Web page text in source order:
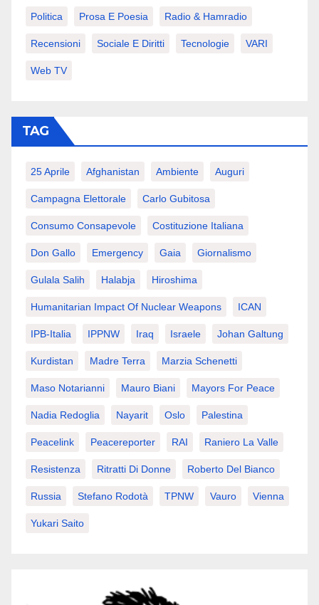
Politica Prosa E Poesia Radio & Hamradio
Recensioni Sociale E Diritti Tecnologie VARI
Web TV
TAG
25 Aprile Afghanistan Ambiente Auguri
Campagna Elettorale Carlo Gubitosa
Consumo Consapevole Costituzione Italiana
Don Gallo Emergency Gaia Giornalismo
Gulala Salih Halabja Hiroshima
Humanitarian Impact Of Nuclear Weapons ICAN
IPB-Italia IPPNW Iraq Israele Johan Galtung
Kurdistan Madre Terra Marzia Schenetti
Maso Notarianni Mauro Biani Mayors For Peace
Nadia Redoglia Nayarit Oslo Palestina
Peacelink Peacereporter RAI Raniero La Valle
Resistenza Ritratti Di Donne Roberto Del Bianco
Russia Stefano Rodotà TPNW Vauro Vienna
Yukari Saito